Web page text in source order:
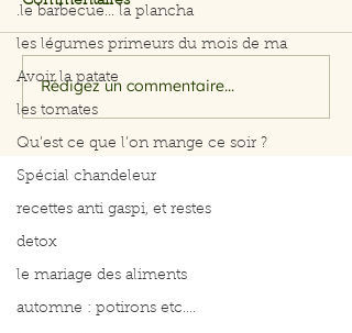
.le barbecue... la plancha
les légumes primeurs du mois de ma
Avoir la patate
les tomates
Qu’est ce que l’on mange ce soir ?
Spécial chandeleur
recettes anti gaspi, et restes
detox
le mariage des aliments
automne : potirons etc....
Perdre son ventre
Rédigez un commentaire...